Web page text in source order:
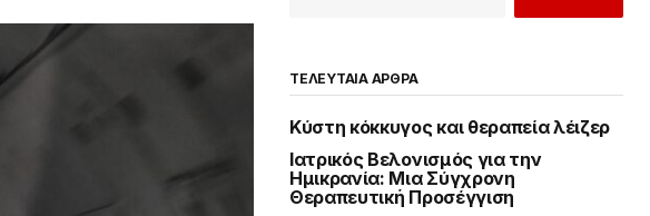
ΤΕΛΕΥΤΑΙΑ ΑΡΘΡΑ
Κύστη κόκκυγος και θεραπεία λέιζερ
Ιατρικός Βελονισμός για την
Ημικρανία: Μια Σύγχρονη
Θεραπευτική Προσέγγιση